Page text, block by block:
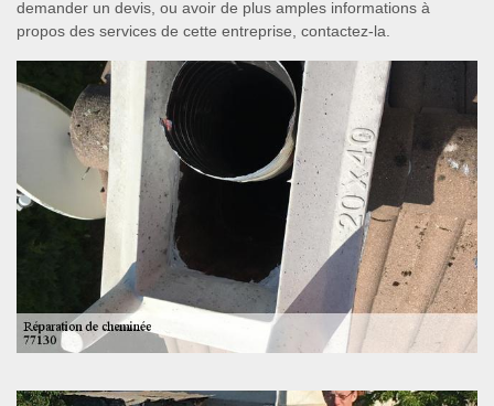
demander un devis, ou avoir de plus amples informations à
propos des services de cette entreprise, contactez-la.